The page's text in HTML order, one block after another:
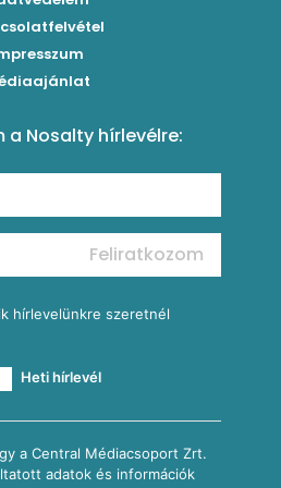
salsával
a Nosalty hírlevélre:
Feliratkozom
hírlevelünkre szeretnél
Heti hírlevél
a Central Médiacsoport Zrt.
adatok és információk